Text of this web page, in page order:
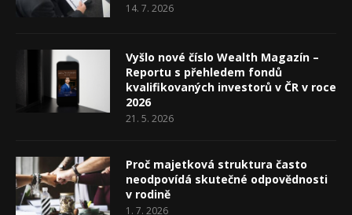
14. 7. 2026
Vyšlo nové číslo Wealth Magazín –
Reportu s přehledem fondů
kvalifikovaných investorů v ČR v roce
2026
21. 5. 2026
Proč majetková struktura často
neodpovídá skutečné odpovědnosti
v rodině
1. 7. 2026